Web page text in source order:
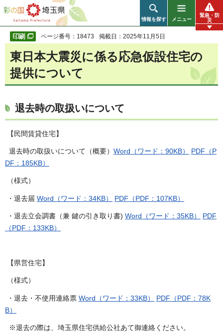
彩の国 埼玉県
情報を探す メニュー
緊急・防
災
ページ番号：18473 掲載日：2025年11月5日
東日本大震災に係る応急仮設住宅の
提供について
退去時の取扱いについて
【民間賃貸住宅】
退去時の取扱いについて（概要） Word（ワード：90KB）
PDF（P
DF：185KB）
（様式）
・退去届 Word（ワード：34KB） PDF（PDF：107KB）
・退去立会調書（兼 鍵の引き取り書) Word（ワード：35KB）
PDF
（PDF：133KB）
【県営住宅】
（様式）
・退去・不使用連絡票 Word（ワード：33KB）
PDF（PDF：78K
B）
※退去の際は、埼玉県住宅供給公社あて御連絡ください。